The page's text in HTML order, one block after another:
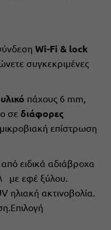
Wi-Fi & lock
συγκεκριμένες
πάχους 6 mm,
σε διάφορες
επίστρωση
ειδικά αδιάβροχα
με εφέ ξύλου.
ηλιακή ακτινοβολία.